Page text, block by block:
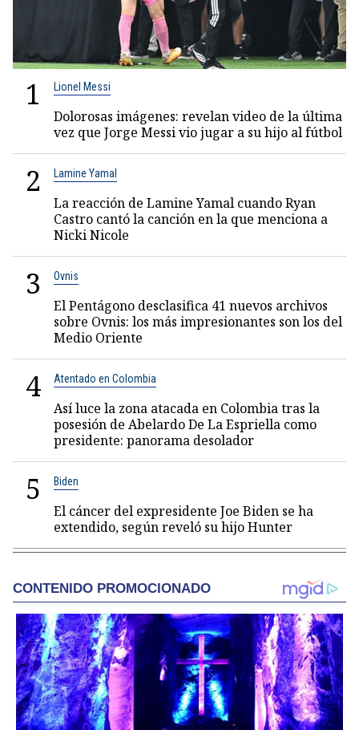
1 Lionel Messi
Dolorosas imágenes: revelan video de la última
vez que Jorge Messi vio jugar a su hijo al fútbol
2 Lamine Yamal
La reacción de Lamine Yamal cuando Ryan
Castro cantó la canción en la que menciona a
Nicki Nicole
3 Ovnis
El Pentágono desclasifica 41 nuevos archivos
sobre Ovnis: los más impresionantes son los del
Medio Oriente
4 Atentado en Colombia
Así luce la zona atacada en Colombia tras la
posesión de Abelardo De La Espriella como
presidente: panorama desolador
5 Biden
El cáncer del expresidente Joe Biden se ha
extendido, según reveló su hijo Hunter